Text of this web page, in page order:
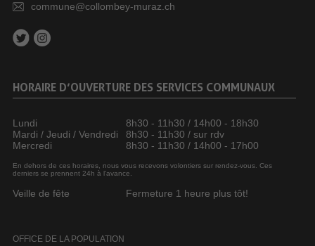
commune@collombey-muraz.ch
HORAIRE D’OUVERTURE DES SERVICES COMMUNAUX
Lundi
8h30 - 11h30 / 14h00 - 18h30
Mardi / Jeudi / Vendredi
8h30 - 11h30 / sur rdv
Mercredi
8h30 - 11h30 / 14h00 - 17h00
En dehors de ces horaires, nous vous recevons volontiers sur rendez-vous. Ces
derniers se prennent 24h à l’avance.
Veille de fête Fermeture 1 heure plus tôt!
OFFICE DE LA POPULATION